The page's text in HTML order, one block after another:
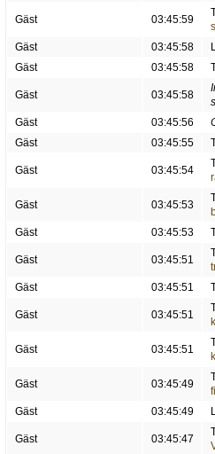
Gäst 03:45:59
Gäst
03:45:58
Gäst
03:45:58
Gäst 03:45:58
Gäst
03:45:56
Gäst
03:45:55
Gäst 03:45:54
Gäst 03:45:53
Gäst
03:45:53
Gäst 03:45:51
Gäst
03:45:51
Gäst 03:45:51
Gäst 03:45:51
Gäst 03:45:49
Gäst
03:45:49
Gäst 03:45:47